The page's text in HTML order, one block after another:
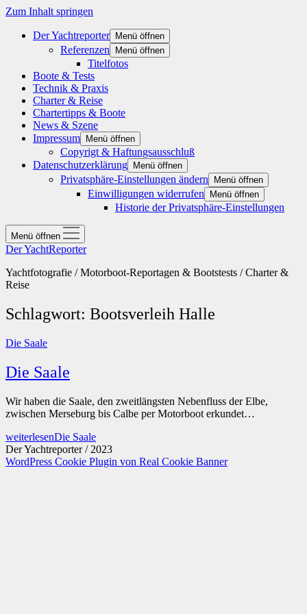
Zum Inhalt springen
Der Yachtreporter Menü öffnen
Referenzen Menü öffnen
Titelfotos
Boote & Tests
Technik & Praxis
Charter & Reise
Chartertipps & Boote
News & Szene
Impressum
Menü öffnen
Copyrigt & Haftungsausschluß
Datenschutzerklärung
Menü öffnen
Privatsphäre-Einstellungen ändern Menü öffnen
Einwilligungen widerrufen Menü öffnen
Historie der Privatsphäre-Einstellungen
Menü öffnen
Der YachtReporter
Yachtfotografie / Motorboot-Reportagen & Bootstests / Charter &
Reise
Schlagwort: Bootsverleih Halle
Die Saale
Die Saale
Wir haben die Saale, den zweitlängsten Nebenfluss der Elbe,
zwischen Merseburg bis Calbe per Motorboot erkundet…
weiterlesenDie Saale
Der Yachtreporter / 2023
WordPress Cookie Plugin von Real Cookie Banner